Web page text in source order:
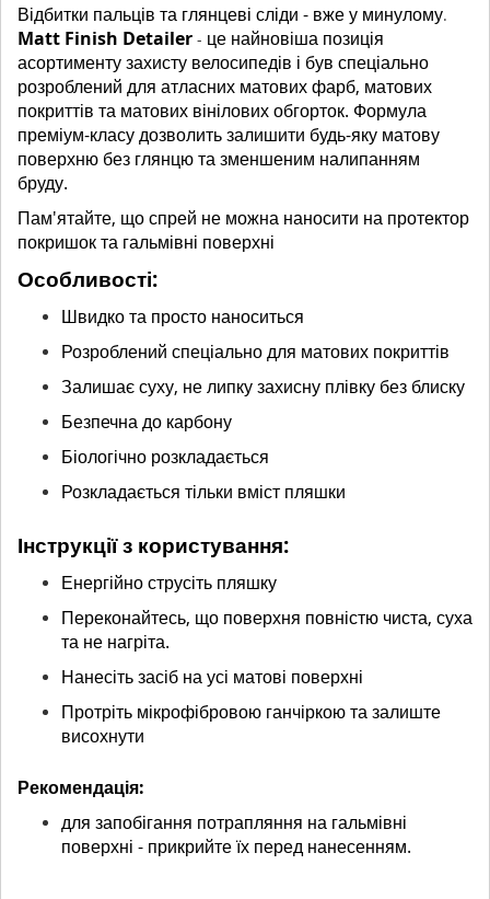
Відбитки пальців та глянцеві сліди - вже у минулому.
Matt Finish Detailer - це найновіша позиція
асортименту захисту велосипедів і був спеціально
розроблений для атласних матових фарб, матових
покриттів та матових вінілових обгорток. Формула
преміум-класу дозволить залишити будь-яку матову
поверхню без глянцю та зменшеним налипанням
бруду.
Пам'ятайте, що спрей не можна наносити на протектор
покришок та гальмівні поверхні
Особливості:
Швидко та просто наноситься
Розроблений спеціально для матових покриттів
Залишає суху, не липку захисну плівку без блиску
Безпечна до карбону
Біологічно розкладається
Розкладається тільки вміст пляшки
Інструкції з користування:
Енергійно струсіть пляшку
Переконайтесь, що поверхня повністю чиста, суха
та не нагріта.
Нанесіть засіб на усі матові поверхні
Протріть мікрофібровою ганчіркою та залиште
висохнути
Рекомендація:
для запобігання потрапляння на гальмівні
поверхні - прикрийте їх перед нанесенням.